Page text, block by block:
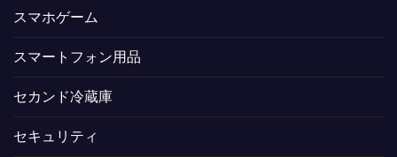
スマホゲーム
スマートフォン用品
セカンド冷蔵庫
セキュリティ